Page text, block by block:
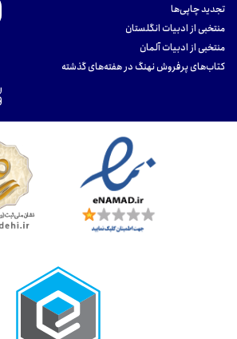
تجدید چاپی‌ها
منتخبی از ادبیات انگلستان
منتخبی از ادبیات آلمان
کتاب‌های پرفروش نهنگ در هفته‌های گذشته